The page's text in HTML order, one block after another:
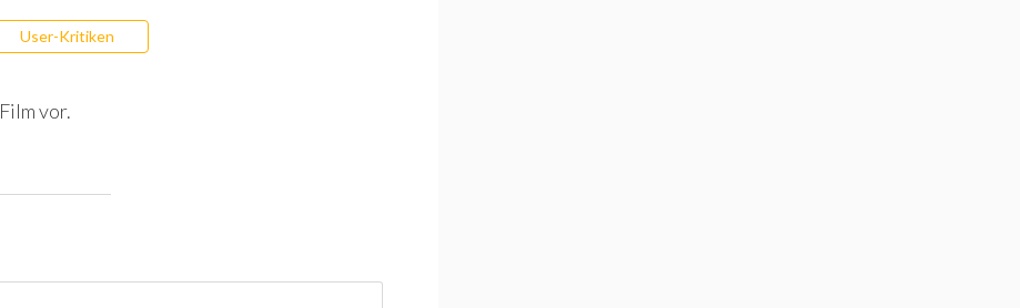
User-Kritiken
vor.